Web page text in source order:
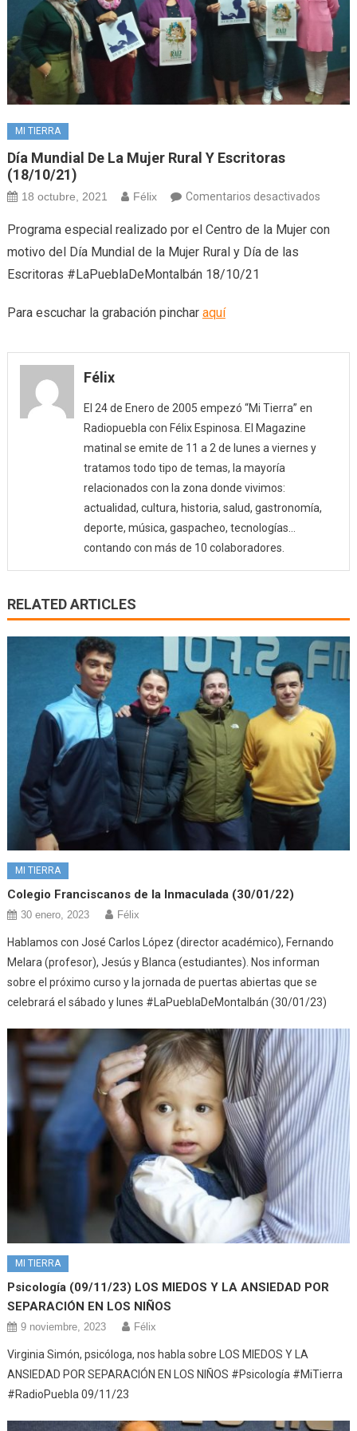
MI TIERRA
Día Mundial De La Mujer Rural Y Escritoras
(18/10/21)
18 octubre, 2021 Félix Comentarios desactivadosen
Programa especial realizado por el Centro de la Mujer con
motivo del Día Mundial de la Mujer Rural y Día de las
Escritoras #LaPueblaDeMontalbán 18/10/21
Para escuchar la grabación pinchar aquí
Félix
El 24 de Enero de 2005 empezó “Mi Tierra” en
Radiopuebla con Félix Espinosa. El Magazine
matinal se emite de 11 a 2 de lunes a viernes y
tratamos todo tipo de temas, la mayoría
relacionados con la zona donde vivimos:
actualidad, cultura, historia, salud, gastronomía,
deporte, música, gaspacheo, tecnologías…
contando con más de 10 colaboradores.
RELATED ARTICLES
MI TIERRA
Colegio Franciscanos de la Inmaculada (30/01/22)
30 enero, 2023 Félix
Hablamos con José Carlos López (director académico), Fernando
Melara (profesor), Jesús y Blanca (estudiantes). Nos informan
sobre el próximo curso y la jornada de puertas abiertas que se
celebrará el sábado y lunes #LaPueblaDeMontalbán (30/01/23)
MI TIERRA
Psicología (09/11/23) LOS MIEDOS Y LA ANSIEDAD POR
SEPARACIÓN EN LOS NIÑOS
9 noviembre, 2023 Félix
Virginia Simón, psicóloga, nos habla sobre LOS MIEDOS Y LA
ANSIEDAD POR SEPARACIÓN EN LOS NIÑOS #Psicología #MiTierra
#RadioPuebla 09/11/23